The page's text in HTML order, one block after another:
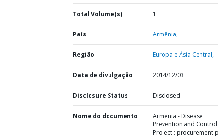
Total Volume(s) 1
País Armênia,
Região Europa e Ásia Central,
Data de divulgação 2014/12/03
Disclosure Status Disclosed
Nome do documento
Armenia - Disease
Prevention and Control
Project : procurement